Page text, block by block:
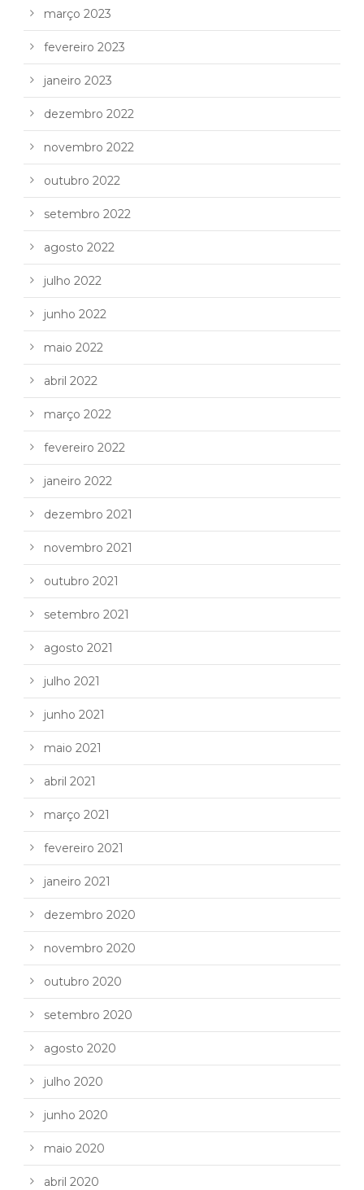
março 2023
fevereiro 2023
janeiro 2023
dezembro 2022
novembro 2022
outubro 2022
setembro 2022
agosto 2022
julho 2022
junho 2022
maio 2022
abril 2022
março 2022
fevereiro 2022
janeiro 2022
dezembro 2021
novembro 2021
outubro 2021
setembro 2021
agosto 2021
julho 2021
junho 2021
maio 2021
abril 2021
março 2021
fevereiro 2021
janeiro 2021
dezembro 2020
novembro 2020
outubro 2020
setembro 2020
agosto 2020
julho 2020
junho 2020
maio 2020
abril 2020